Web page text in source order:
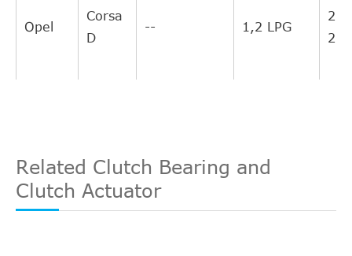
Opel
Corsa
D
-- 1,2 LPG
Opel
D
1,2 LPG
Related Clutch Bearing and
Clutch Actuator